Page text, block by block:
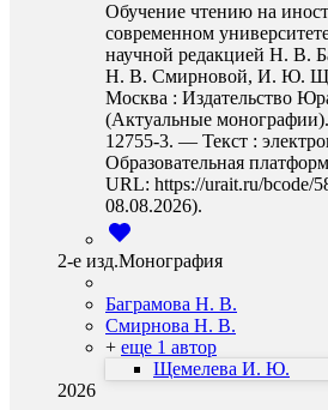
Обучение чтению на
современном
научной редакцией Н. В.
Н. В. Смирновой, И. Ю.
Москва : Издательство
(Актуальные
12755-3. — Текст :
Образовательная
URL: https://urait.ru/bcode/
08.08.2026).
2-е изд.Монография
Баграмова Н. В.
Смирнова Н. В.
+ еще 1 автор
Щемелева И. Ю.
2026